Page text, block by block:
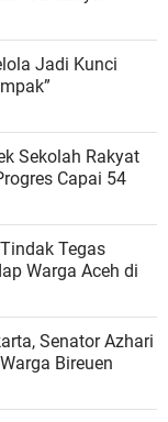
Jadi Kunci
Sekolah Rakyat
Capai 54
Tegas
Warga Aceh di
Senator Azhari
Bireuen